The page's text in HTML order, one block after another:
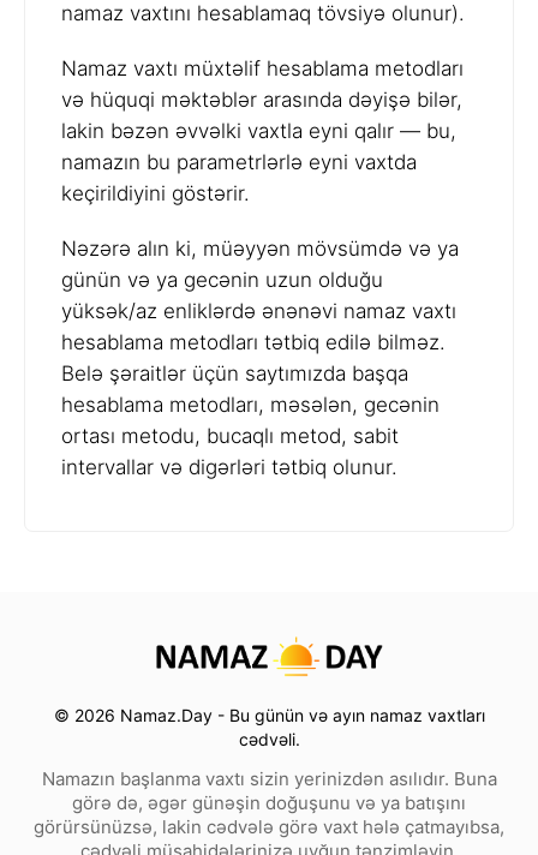
namaz vaxtını hesablamaq tövsiyə olunur).
Namaz vaxtı müxtəlif hesablama metodları
və hüquqi məktəblər arasında dəyişə bilər,
lakin bəzən əvvəlki vaxtla eyni qalır — bu,
namazın bu parametrlərlə eyni vaxtda
keçirildiyini göstərir.
Nəzərə alın ki, müəyyən mövsümdə və ya
günün və ya gecənin uzun olduğu
yüksək/az enliklərdə ənənəvi namaz vaxtı
hesablama metodları tətbiq edilə bilməz.
Belə şəraitlər üçün saytımızda başqa
hesablama metodları, məsələn, gecənin
ortası metodu, bucaqlı metod, sabit
intervallar və digərləri tətbiq olunur.
© 2026 Namaz.Day - Bu günün və ayın namaz vaxtları
cədvəli.
Namazın başlanma vaxtı sizin yerinizdən asılıdır. Buna
görə də, əgər günəşin doğuşunu və ya batışını
görürsünüzsə, lakin cədvələ görə vaxt hələ çatmayıbsa,